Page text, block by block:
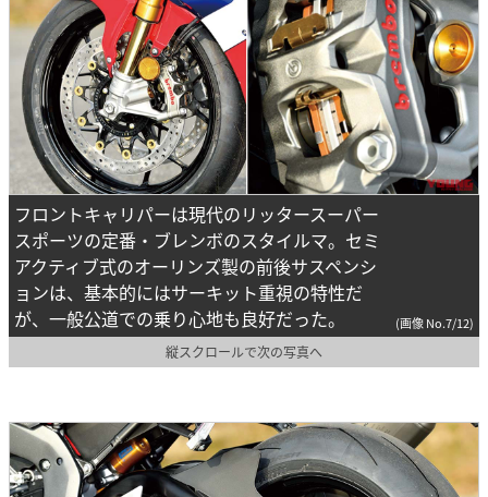
フロントキャリパーは現代のリッタースーパー
スポーツの定番・ブレンボのスタイルマ。セミ
アクティブ式のオーリンズ製の前後サスペンシ
ョンは、基本的にはサーキット重視の特性だ
が、一般公道での乗り心地も良好だった。
(画像 No.7/12)
縦スクロールで次の写真へ